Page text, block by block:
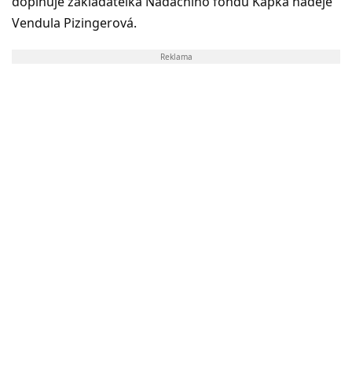
Vendula Pizingerová.
Reklama